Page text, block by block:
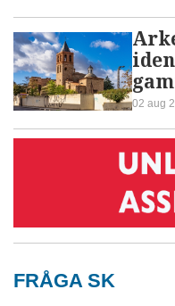
02 aug
FRÅGA SK